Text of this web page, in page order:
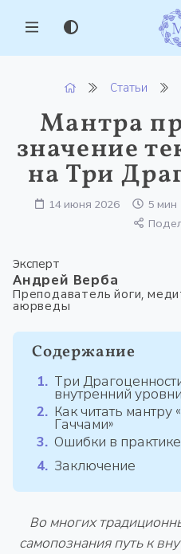
MENU
Статьи
Мантра
значение
на Три
14 июня 2026 5 мин
Эксперт
Андрей Верба
Преподаватель йоги,
аюрведы
Содержание
Три
внутренний
Как читать
Гаччами»
Ошибки в
Заключение
Во многих
самопознания путь к